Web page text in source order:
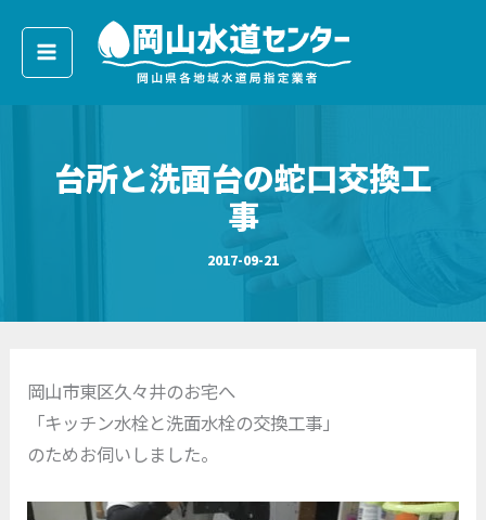
台所と洗面台の蛇口交換工
事
2017-09-21
岡山市東区久々井のお宅へ
「キッチン水栓と洗面水栓の交換工事」
のためお伺いしました。
ー
カ
イ